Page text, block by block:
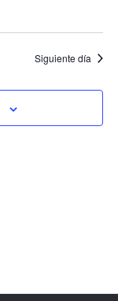
Siguiente día